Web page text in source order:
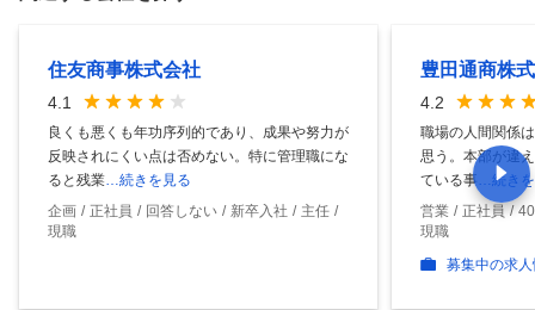
住友商事株式会社
4.1
良くも悪くも年功序列的であり、成果や努力が
反映されにくい点は否めない。特に管理職にな
ると残業 …続きを見る
企画
正社員 回答しない 新卒入社
主任
現職
豊田通商株
4.2
職場の人間関係
思う。本部が違
ている事 …続き
営業
正社員
現職
募集中の求